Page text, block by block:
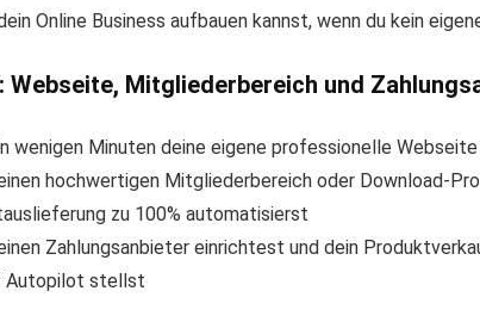
Online Business aufbauen kannst, wenn du kein
Webseite, Mitgliederbereich und
wenigen Minuten deine eigene professionelle
hochwertigen Mitgliederbereich oder Download-
zu 100% automatisierst
Zahlungsanbieter einrichtest und dein
Autopilot stellst